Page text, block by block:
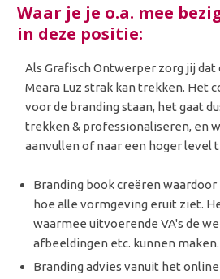
Waar je je o.a. mee
in deze positie:
Als Grafisch Ontwerper zorg jij dat
Meara Luz strak kan trekken. Het
voor de branding staan, het gaat
trekken & professionaliseren, en
aanvullen of naar een hoger level
Branding book creëren
hoe alle vormgeving eruit ziet.
waarmee uitvoerende VA's de
afbeeldingen etc. kunnen maken.
Branding advies vanuit het